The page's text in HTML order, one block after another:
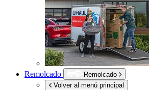
Remolcado
Remolcado
Volver al menú principal